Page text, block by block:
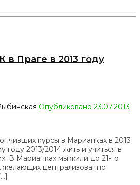
Праге в 2013 году
Опубликовано 23.07.2013
курсы в Марианках в 2013
году 2013/2014 жить и учиться в
В Марианках мы жили до 21-го
желающих централизованно